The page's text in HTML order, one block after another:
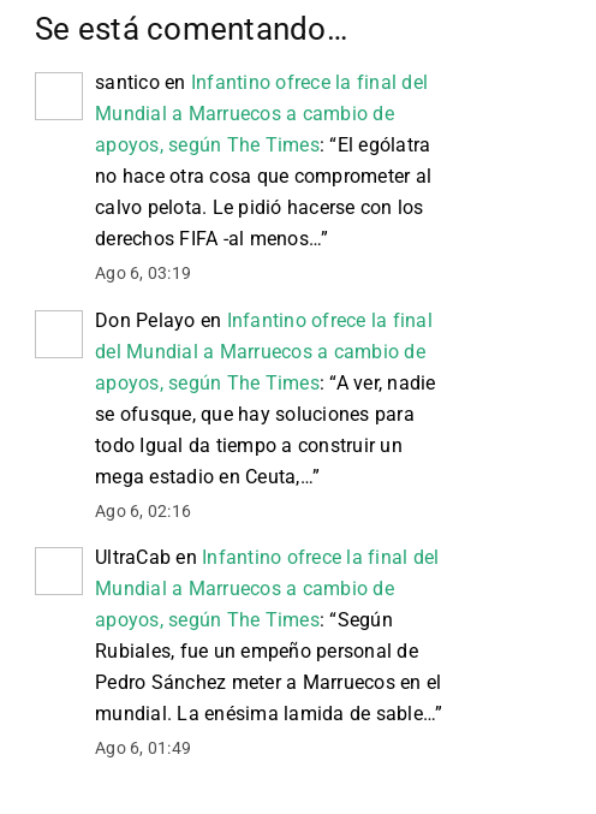
Se está comentando…
santicoen Infantino ofrece la final del
Mundial a Marruecos a cambio de
apoyos, según The Times: “El ególatra
no hace otra cosa que comprometer al
calvo pelota. Le pidió hacerse con los
derechos FIFA -al menos…”
Ago 6, 03:19
Don Pelayo en Infantino ofrece la final
del Mundial a Marruecos a cambio de
apoyos, según The Times: “A ver, nadie
se ofusque, que hay soluciones para
todo Igual da tiempo a construir un
mega estadio en Ceuta,…”
Ago 6, 02:16
UltraCab en Infantino ofrece la final del
Mundial a Marruecos a cambio de
apoyos, según The Times: “Según
Rubiales, fue un empeño personal de
Pedro Sánchez meter a Marruecos en el
mundial. La enésima lamida de sable…”
Ago 6, 01:49